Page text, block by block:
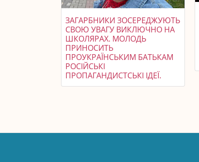
ЗАГАРБНИКИ ЗОСЕРЕДЖУЮТЬ
СВОЮ УВАГУ ВИКЛЮЧНО НА
ШКОЛЯРАХ. МОЛОДЬ
ПРИНОСИТЬ
ПРОУКРАЇНСЬКИМ БАТЬКАМ
РОСІЙСЬКІ
ПРОПАГАНДИСТСЬКІ ІДЕЇ.